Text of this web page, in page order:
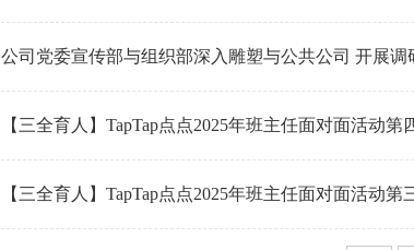
公司党委宣传部与组织部深入雕塑与公共公司 开展调
【三全育人】TapTap点点2025年班主任面对面活动第
【三全育人】TapTap点点2025年班主任面对面活动第